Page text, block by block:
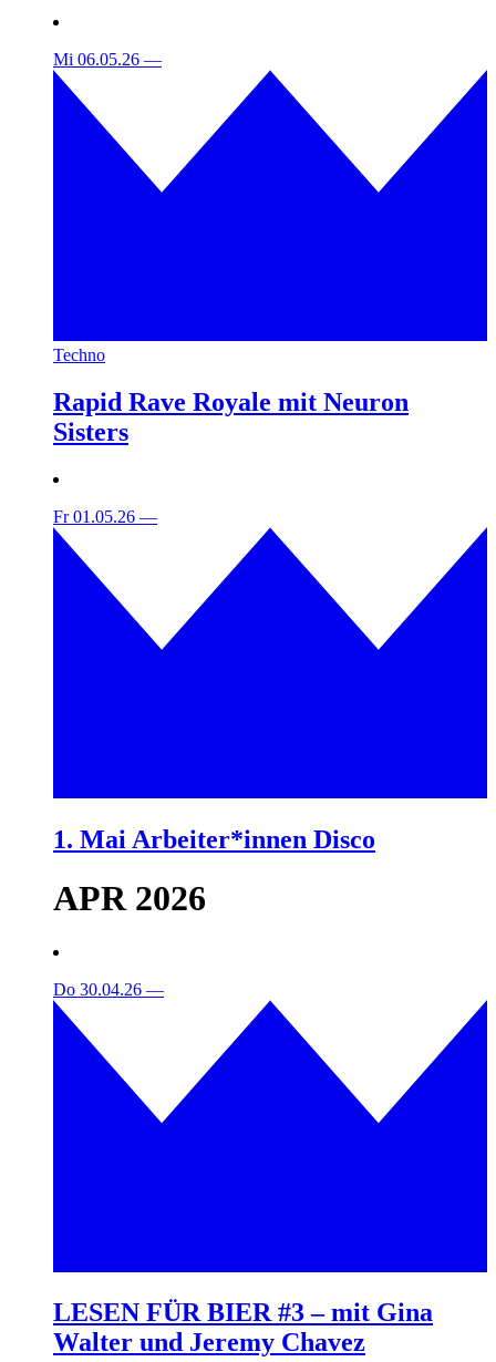
Mi 06.05.26 —
Techno
Rapid Rave Royale mit Neuron
Sisters
Fr 01.05.26 —
1. Mai Arbeiter*innen Disco
APR 2026
Do 30.04.26 —
LESEN FÜR BIER #3 – mit Gina
Walter und Jeremy Chavez